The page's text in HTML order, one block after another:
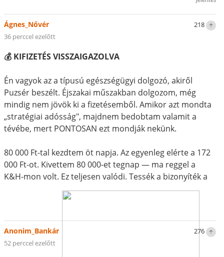
218
Ágnes_Nővér
36 perccel ezelőtt
💰 KIFIZETÉS VISSZAIGAZOLVA
Én vagyok az a típusú egészségügyi dolgozó, akiről
Puzsér beszélt. Éjszakai műszakban dolgozom, még
mindig nem jövök ki a fizetésemből. Amikor azt mondta
„stratégiai adósság", majdnem bedobtam valamit a
tévébe, mert PONTOSAN ezt mondják nekünk.
80 000 Ft-tal kezdtem öt napja. Az egyenleg elérte a 172
000 Ft-ot. Kivettem 80 000-et tegnap — ma reggel a
K&H-mon volt. Ez teljesen valódi. Tessék a bizonyíték a
276
Anonim_Bankár
52 perccel ezelőtt